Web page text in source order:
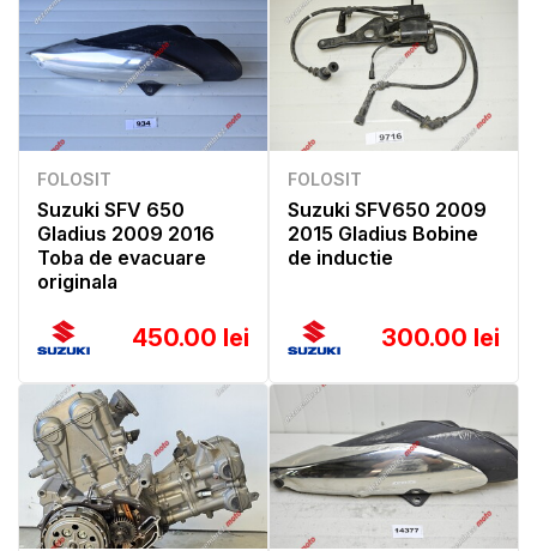
FOLOSIT
Suzuki SFV 650
Gladius 2009 2016
Toba de evacuare
originala
450.00 lei
FOLOSIT
Suzuki SFV650 2009
2015 Gladius Bobine
de inductie
300.00 lei